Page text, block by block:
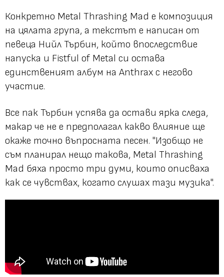
Конкретно Metal Thrashing Mad е композиция
на цялата група, а текстът е написан от
певеца Нийл Търбин, който впоследствие
напуска и Fistful of Metal си остава
единственият албум на Anthrax с негово
участие.
Все пак Търбин успява да остави ярка следа,
макар че не е предполагал какво влияние ще
окаже точно въпросната песен. "Изобщо не
съм планирал нещо такова, Metal Thrashing
Mad бяха просто три думи, които описваха
как се чувствах, когато слушах тази музика".